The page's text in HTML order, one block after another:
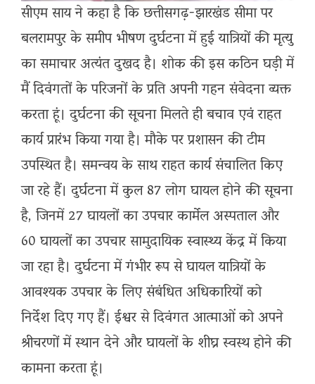
सीएम साय ने कहा है कि छत्तीसगढ़-झारखंड सीमा पर
बलरामपुर के समीप भीषण दुर्घटना में हुई यात्रियों की मृत्यु
का समाचार अत्यंत दुखद है। शोक की इस कठिन घड़ी में
मैं दिवंगतों के परिजनों के प्रति अपनी गहन संवेदना व्यक्त
करता हूं। दुर्घटना की सूचना मिलते ही बचाव एवं राहत
कार्य प्रारंभ किया गया है। मौके पर प्रशासन की टीम
उपस्थित है। समन्वय के साथ राहत कार्य संचालित किए
जा रहे हैं। दुर्घटना में कुल 87 लोग घायल होने की सूचना
है, जिनमें 27 घायलों का उपचार कार्मेल अस्पताल और
60 घायलों का उपचार सामुदायिक स्वास्थ्य केंद्र में किया
जा रहा है। दुर्घटना में गंभीर रूप से घायल यात्रियों के
आवश्यक उपचार के लिए संबंधित अधिकारियों को
निर्देश दिए गए हैं। ईश्वर से दिवंगत आत्माओं को अपने
श्रीचरणों में स्थान देने और घायलों के शीघ्र स्वस्थ होने की
कामना करता हूं।